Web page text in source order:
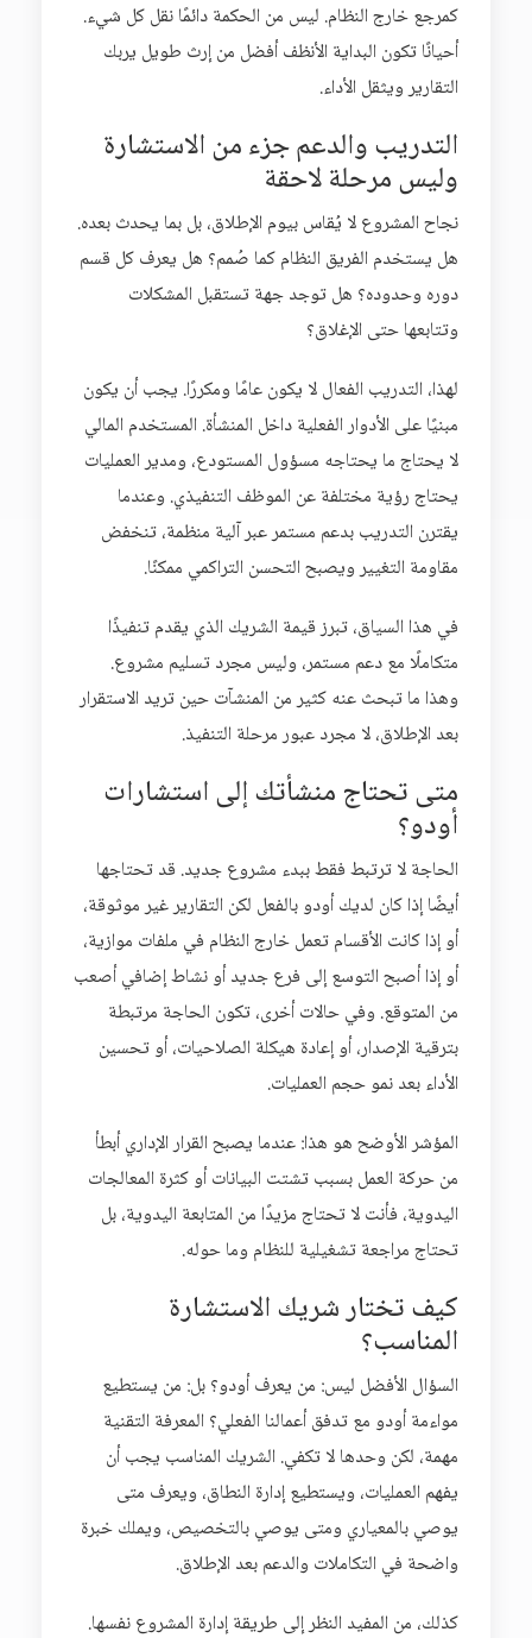
كمرجع خارج النظام. ليس من الحكمة دائمًا نقل كل شيء.
أحيانًا تكون البداية الأنظف أفضل من إرث طويل يربك
التقارير ويثقل الأداء.
التدريب والدعم جزء من الاستشارة
وليس مرحلة لاحقة
نجاح المشروع لا يُقاس بيوم الإطلاق، بل بما يحدث بعده.
هل يستخدم الفريق النظام كما صُمم؟ هل يعرف كل قسم
دوره وحدوده؟ هل توجد جهة تستقبل المشكلات
وتتابعها حتى الإغلاق؟
لهذا، التدريب الفعال لا يكون عامًا ومكررًا. يجب أن يكون
مبنيًا على الأدوار الفعلية داخل المنشأة. المستخدم المالي
لا يحتاج ما يحتاجه مسؤول المستودع، ومدير العمليات
يحتاج رؤية مختلفة عن الموظف التنفيذي. وعندما
يقترن التدريب بدعم مستمر عبر آلية منظمة، تنخفض
مقاومة التغيير ويصبح التحسن التراكمي ممكنًا.
في هذا السياق، تبرز قيمة الشريك الذي يقدم تنفيذًا
متكاملًا مع دعم مستمر، وليس مجرد تسليم مشروع.
وهذا ما تبحث عنه كثير من المنشآت حين تريد الاستقرار
بعد الإطلاق، لا مجرد عبور مرحلة التنفيذ.
متى تحتاج منشأتك إلى استشارات
أودو؟
الحاجة لا ترتبط فقط ببدء مشروع جديد. قد تحتاجها
أيضًا إذا كان لديك أودو بالفعل لكن التقارير غير موثوقة،
أو إذا كانت الأقسام تعمل خارج النظام في ملفات موازية،
أو إذا أصبح التوسع إلى فرع جديد أو نشاط إضافي أصعب
من المتوقع. وفي حالات أخرى، تكون الحاجة مرتبطة
بترقية الإصدار، أو إعادة هيكلة الصلاحيات، أو تحسين
الأداء بعد نمو حجم العمليات.
المؤشر الأوضح هو هذا: عندما يصبح القرار الإداري أبطأ
من حركة العمل بسبب تشتت البيانات أو كثرة المعالجات
اليدوية، فأنت لا تحتاج مزيدًا من المتابعة اليدوية، بل
تحتاج مراجعة تشغيلية للنظام وما حوله.
كيف تختار شريك الاستشارة
المناسب؟
السؤال الأفضل ليس: من يعرف أودو؟ بل: من يستطيع
مواءمة أودو مع تدفق أعمالنا الفعلي؟ المعرفة التقنية
مهمة، لكن وحدها لا تكفي. الشريك المناسب يجب أن
يفهم العمليات، ويستطيع إدارة النطاق، ويعرف متى
يوصي بالمعياري ومتى يوصي بالتخصيص، ويملك خبرة
واضحة في التكاملات والدعم بعد الإطلاق.
كذلك، من المفيد النظر إلى طريقة إدارة المشروع نفسها.